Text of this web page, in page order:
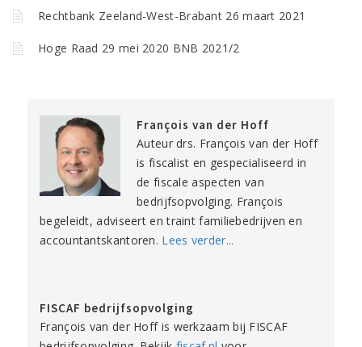
Rechtbank Zeeland-West-Brabant 26 maart 2021
Hoge Raad 29 mei 2020 BNB 2021/2
François van der Hoff
Auteur drs. François van der Hoff
is fiscalist en gespecialiseerd in
de fiscale aspecten van
bedrijfsopvolging. François
begeleidt, adviseert en traint familiebedrijven en
accountantskantoren. Lees verder...
FISCAF bedrijfsopvolging
François van der Hoff is werkzaam bij FISCAF